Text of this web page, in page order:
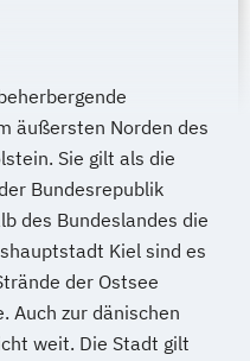
äußersten Norden des
Sie gilt als die
Bundesrepublik
des Bundeslandes die
Kiel sind es
der Ostsee
Auch zur dänischen
weit. Die Stadt gilt